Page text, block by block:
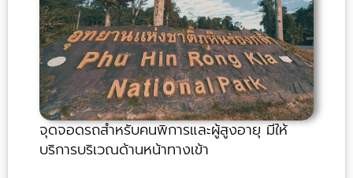
จุดจอดรถสำหรับคนพิการและผู้สูงอายุ มีให้
บริการบริเวณด้านหน้าทางเข้า